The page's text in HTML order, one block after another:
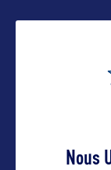
Nous